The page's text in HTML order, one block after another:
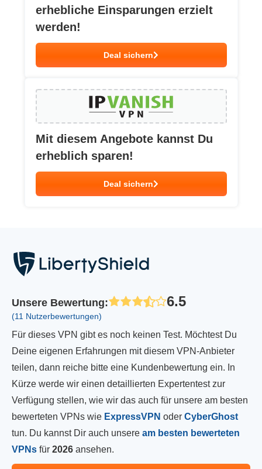
erhebliche Einsparungen erzielt
werden!
Deal sichern
Mit diesem Angebote kannst Du
erheblich sparen!
Deal sichern
Unsere Bewertung: 6.5
(11 Nutzerbewertungen)
Für dieses VPN gibt es noch keinen Test. Möchtest Du
Deine eigenen Erfahrungen mit diesem VPN-Anbieter
teilen, dann reiche bitte eine Kundenbewertung ein. In
Kürze werde wir einen detaillierten Expertentest zur
Verfügung stellen, wie wir das auch für unsere am besten
bewerteten VPNs wie ExpressVPN oder CyberGhost
tun. Du kannst Dir auch unsere am besten bewerteten
VPNs für 2026 ansehen.